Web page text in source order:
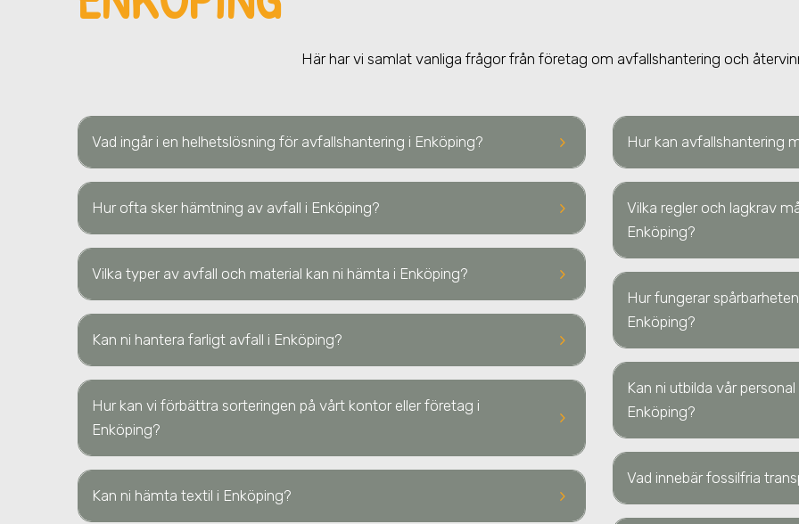
Här har vi samlat vanliga frågor från företag om avfallshantering och
keyboard_arrow_right
Vad ingår i en helhetslösning för avfallshantering i Enköping?
keyboard_arrow_right
Hur ofta sker hämtning av avfall i Enköping?
keyboard_arrow_right
Vilka typer av avfall och material kan ni hämta i Enköping?
keyboard_arrow_right
Kan ni hantera farligt avfall i Enköping?
keyboard_arrow_right
Hur kan vi förbättra sorteringen på vårt kontor eller företag i
Enköping?
keyboard_arrow_right
Kan ni hämta textil i Enköping?
Hur kan avfallshantering
Vilka regler och lagkrav
Enköping?
Hur fungerar
Enköping?
Kan ni utbilda vår
Enköping?
Vad innebär fossilfria